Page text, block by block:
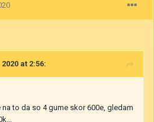
at 2:56:
to da so 4 gume skor 600e, gledam